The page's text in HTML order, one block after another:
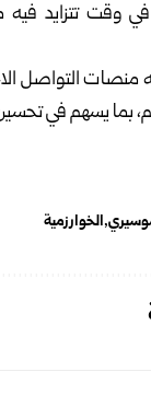
وقت تتزايد فيه
التواصل
يسهم في تحسين
الخوارزمية